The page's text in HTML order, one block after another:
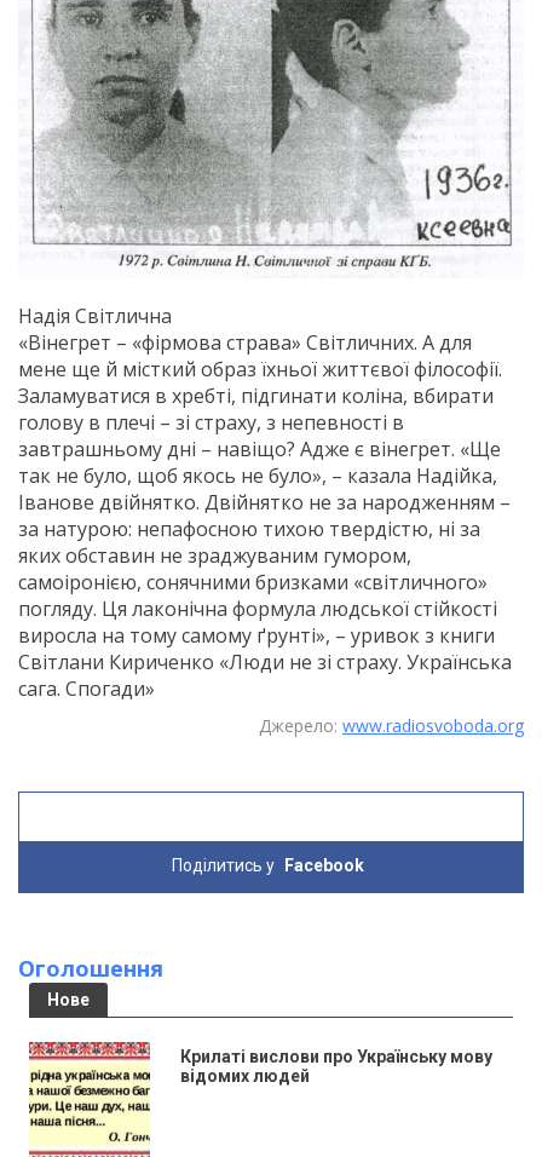
Надія Світлична
«Вінегрет – «фірмова страва» Світличних. А для
мене ще й місткий образ їхньої життєвої філософії.
Заламуватися в хребті, підгинати коліна, вбирати
голову в плечі – зі страху, з непевності в
завтрашньому дні – навіщо? Адже є вінегрет. «Ще
так не було, щоб якось не було», – казала Надійка,
Іванове двійнятко. Двійнятко не за народженням –
за натурою: непафосною тихою твердістю, ні за
яких обставин не зраджуваним гумором,
самоіронією, сонячними бризками «світличного»
погляду. Ця лаконічна формула людської стійкості
виросла на тому самому ґрунті», – уривок з книги
Світлани Кириченко «Люди не зі страху. Українська
сага. Спогади»
Джерело: www.radiosvoboda.org
Поділитись у Facebook
Оголошення
Нове
Крилаті вислови про Українську мову
відомих людей